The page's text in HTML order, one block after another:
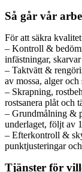
Så går vår
För att säkra
– Kontroll &
infästningar,
– Taktvätt &
av mossa, alger
– Skrapning,
rostsanera plåt och
– Grundmålning &
underlaget, följt av
– Efterkontroll &
punktjusteringar
Tjänster för